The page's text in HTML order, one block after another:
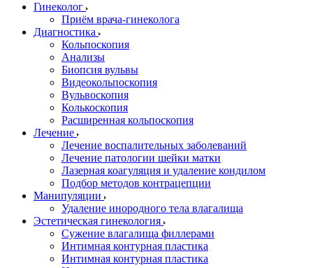
Гинеколог
Приём врача-гинеколога
Диагностика
Кольпоскопия
Анализы
Биопсия вульвы
Видеокольпоскопия
Вульвоскопия
Колькоскопия
Расширенная кольпоскопия
Лечение
Лечение воспалительных заболеваний
Лечение патологии шейки матки
Лазерная коагуляция и удаление кондилом
Подбор методов контрацепции
Манипуляции
Удаление инородного тела влагалища
Эстетическая гинекология
Cужение влагалища филлерами
Интимная контурная пластика
Интимная контурная пластика